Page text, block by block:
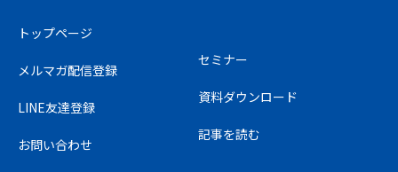
トップページ
メルマガ配信登録
LINE友達登録
お問い合わせ
セミナー
資料ダウンロード
記事を読む